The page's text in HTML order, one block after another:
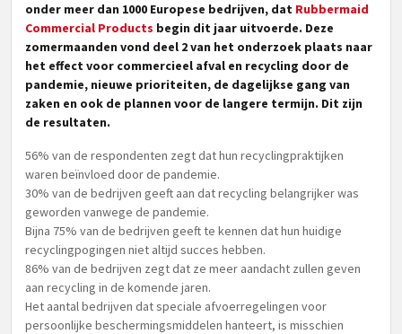
onder meer dan 1000 Europese bedrijven, dat Rubbermaid
Commercial Products begin dit jaar uitvoerde. Deze
zomermaanden vond deel 2 van het onderzoek plaats naar
het effect voor commercieel afval en recycling door de
pandemie, nieuwe prioriteiten, de dagelijkse gang van
zaken en ook de plannen voor de langere termijn. Dit zijn
de resultaten.
56% van de respondenten zegt dat hun recyclingpraktijken
waren beïnvloed door de pandemie.
30% van de bedrijven geeft aan dat recycling belangrijker was
geworden vanwege de pandemie.
Bijna 75% van de bedrijven geeft te kennen dat hun huidige
recyclingpogingen niet altijd succes hebben.
86% van de bedrijven zegt dat ze meer aandacht zullen geven
aan recycling in de komende jaren.
Het aantal bedrijven dat speciale afvoerregelingen voor
persoonlijke beschermingsmiddelen hanteert, is misschien